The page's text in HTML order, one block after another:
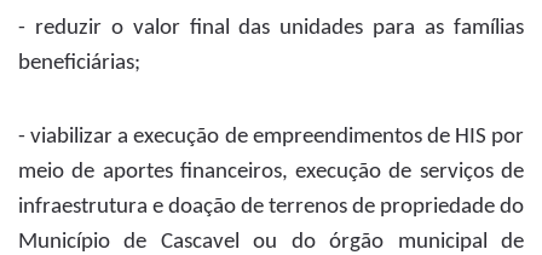
- reduzir o valor final das unidades para as famílias
beneficiárias;
- viabilizar a execução de empreendimentos de HIS por
meio de aportes financeiros, execução de serviços de
infraestrutura e doação de terrenos de propriedade do
Município de Cascavel ou do órgão municipal de